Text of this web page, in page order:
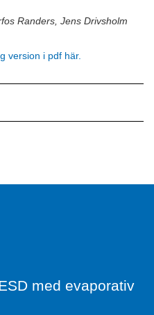
Randers, Jens Drivsholm
version i pdf här.
med evaporativ